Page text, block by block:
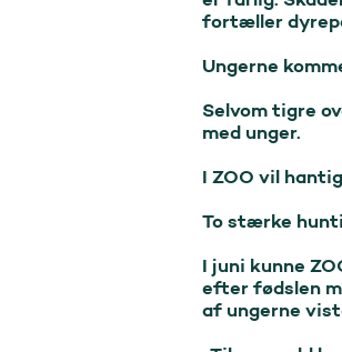
fortæller
Ungerne
Selvom tigre
med unger.
I ZOO vil
To stærke
I juni kunne
efter fødslen
af ungerne